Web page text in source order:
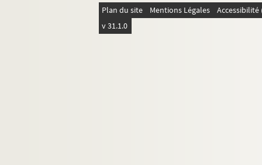
Plan du site Mentions Légales
v 31.1.0